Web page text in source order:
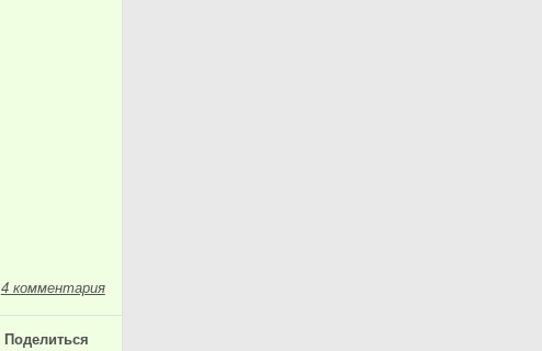
4 комментария
Поделиться